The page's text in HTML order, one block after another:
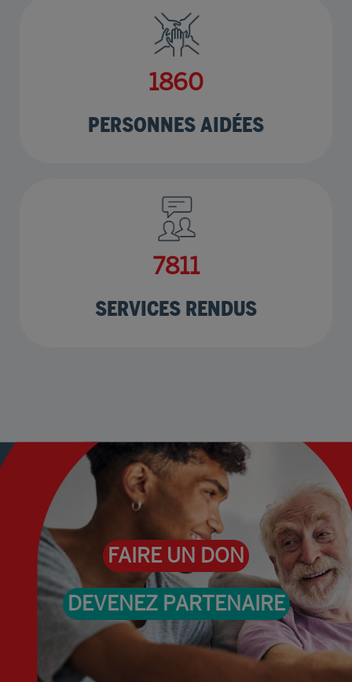
2262
PERSONNES AIDÉES
9497
SERVICES RENDUS
FAIRE UN DON
DEVENEZ PARTENAIRE